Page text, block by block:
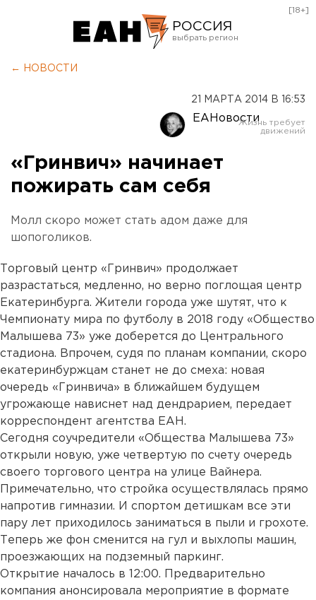
РОССИЯ
Оренбург
[18+]
← НОВОСТИ
21 МАРТА 2014 В 16:53
ЕАНовости
«Гринвич» начинает
пожирать сам себя
Молл скоро может стать адом даже для
шопоголиков.
Торговый центр «Гринвич» продолжает
разрастаться, медленно, но верно поглощая центр
Екатеринбурга. Жители города уже шутят, что к
Чемпионату мира по футболу в 2018 году «Общество
Малышева 73» уже доберется до Центрального
стадиона. Впрочем, судя по планам компании, скоро
екатеринбуржцам станет не до смеха: новая
очередь «Гринвича» в ближайшем будущем
угрожающе нависнет над дендрарием, передает
корреспондент агентства ЕАН.
Сегодня соучредители «Общества Малышева 73»
открыли новую, уже четвертую по счету очередь
своего торгового центра на улице Вайнера.
Примечательно, что стройка осуществлялась прямо
напротив гимназии. И спортом детишкам все эти
пару лет приходилось заниматься в пыли и грохоте.
Теперь же фон сменится на гул и выхлопы машин,
проезжающих на подземный паркинг.
Открытие началось в 12:00. Предварительно
компания анонсировала мероприятие в формате